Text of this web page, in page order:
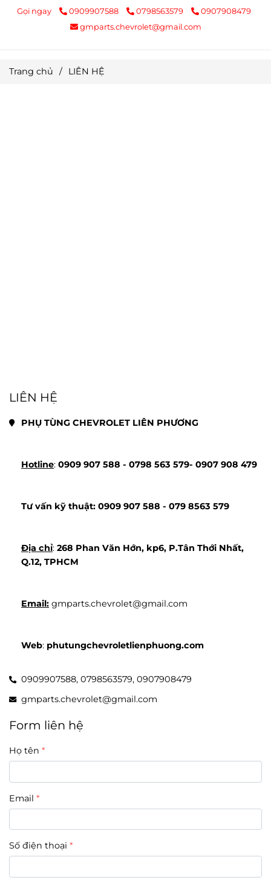
Gọi ngay 0909907588 0798563579
0907908479
gmparts.chevrolet@gmail.com
Trang chủ / LIÊN HỆ
LIÊN HỆ
PHỤ TÙNG CHEVROLET LIÊN PHƯƠNG
Hotline: 0909 907 588 - 0798 563 579- 0907 908 479
Tư vấn kỹ thuật: 0909 907 588 - 079 8563 579
Địa chỉ: 268 Phan Văn Hớn, kp6, P.Tân Thới Nhất,
Q.12, TPHCM
Email: gmparts.chevrolet@gmail.com
Web: phutungchevroletlienphuong.com
0909907588, 0798563579, 0907908479
gmparts.chevrolet@gmail.com
Form liên hệ
Họ tên
Email
Số điện thoại